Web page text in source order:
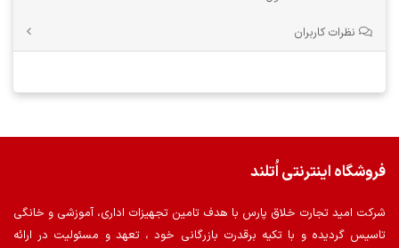
نظرات کاربران
فروشگاه اینترنتی اُتلند
شرکت امید تجارت خلاق پارس با هدف تامین تجهیزات اداری، آموزشی و خانگی
تاسیس گردیده و با تکیه برقدرت بازرگانی خود ، تعهد و مسئولیت در ارائه